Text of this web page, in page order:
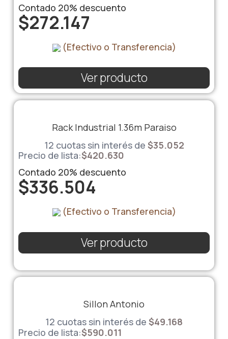
Contado 20% descuento
$272.147
(Efectivo o Transferencia)
Ver producto
Rack Industrial 1.36m Paraiso
12 cuotas sin interés de $35.052
Precio de lista:$420.630
Contado 20% descuento
$336.504
(Efectivo o Transferencia)
Ver producto
Sillon Antonio
12 cuotas sin interés de $49.168
Precio de lista:$590.011